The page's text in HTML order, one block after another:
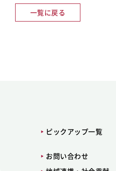
一覧に戻る
ピックアップ一覧
お問い合わせ